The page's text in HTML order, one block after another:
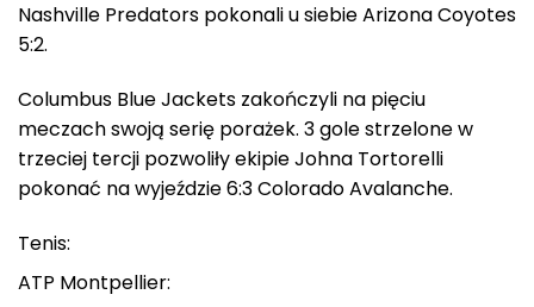
Nashville Predators pokonali u siebie Arizona Coyotes
5:2.
Columbus Blue Jackets zakończyli na pięciu
meczach swoją serię porażek. 3 gole strzelone w
trzeciej tercji pozwoliły ekipie Johna Tortorelli
pokonać na wyjeździe 6:3 Colorado Avalanche.
Tenis:
ATP Montpellier: